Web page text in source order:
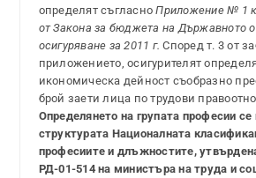
определят съгласноПриложение № 1
от Закона за бюджета на Държавното
осигуряване за 2011 г. Според т. 3 от
приложението, осигурителят
икономическа дейност съобразно
брой заети лица по трудови
Определянето на групата професии
структурата Националната
професиите и длъжностите,
РД-01-514 на министъра на труда и